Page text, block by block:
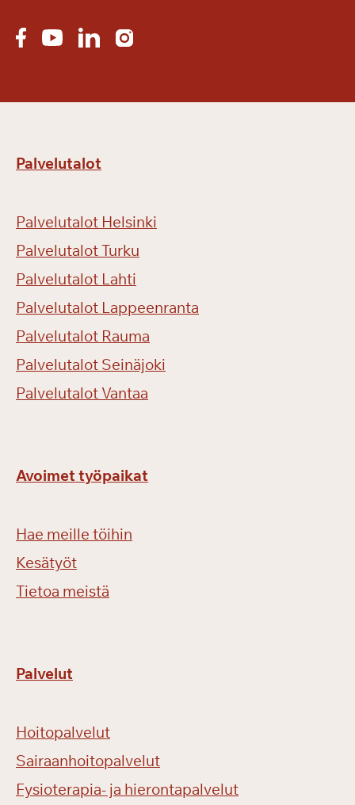
Palvelutalot
Palvelutalot Helsinki
Palvelutalot Turku
Palvelutalot Lahti
Palvelutalot Lappeenranta
Palvelutalot Rauma
Palvelutalot Seinäjoki
Palvelutalot Vantaa
Avoimet työpaikat
Hae meille töihin
Kesätyöt
Tietoa meistä
Palvelut
Hoitopalvelut
Sairaanhoitopalvelut
Fysioterapia- ja hierontapalvelut